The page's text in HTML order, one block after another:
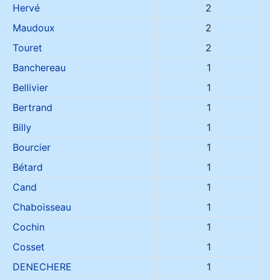
Hervé
2
Maudoux
2
Touret
2
Banchereau
1
Bellivier
1
Bertrand
1
Billy
1
Bourcier
1
Bétard
1
Cand
1
Chaboisseau
1
Cochin
1
Cosset
1
DENECHERE
1